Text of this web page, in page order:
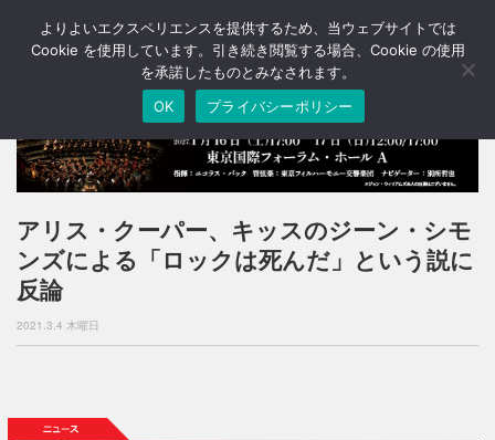
T
o
a
v
i
g
a
n
アリス・クーパー、キッスのジーン・シモ
ンズによる「ロックは死んだ」という説に
反論
2021.3.4 木曜日
よりよいエクスペリエンスを提供するため、当ウェブサイトでは
Cookie を使用しています。引き続き閲覧する場合、Cookie の使用
を承諾したものとみなされます。
OK
プライバシーポリシー